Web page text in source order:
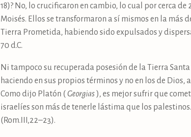
18)? No, lo crucificaron en cambio, lo cual por cerca
Moisés. Ellos se transformaron a sí mismos en la
Tierra Prometida, habiendo sido expulsados y
70 d.C.
Ni tampoco su recuperada posesión de la Tierra
haciendo en sus propios términos y no en los de
Como dijo Platón ( Georgias), es mejor sufrir que
israelíes son más de tenerle lástima que los
(Rom.III,22–23).